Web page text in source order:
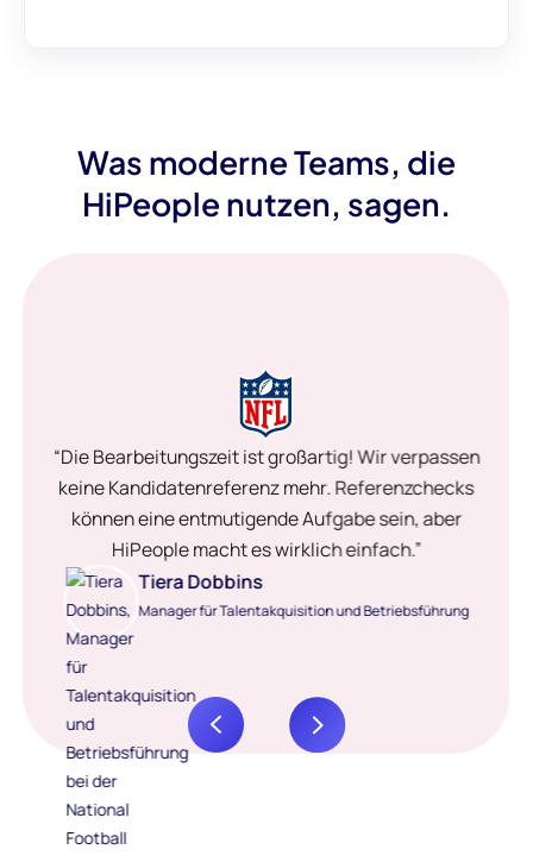
Was moderne Teams, die
HiPeople nutzen, sagen.
“Die Bearbeitungszeit ist großartig! Wir verpassen
keine Kandidatenreferenz mehr. Referenzchecks
können eine entmutigende Aufgabe sein, aber
HiPeople macht es wirklich einfach.”
Tiera Dobbins
Manager für Talentakquisition und Betriebsführung